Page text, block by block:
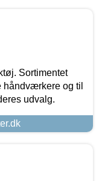
Sortimentet
håndværkere og til
udvalg.